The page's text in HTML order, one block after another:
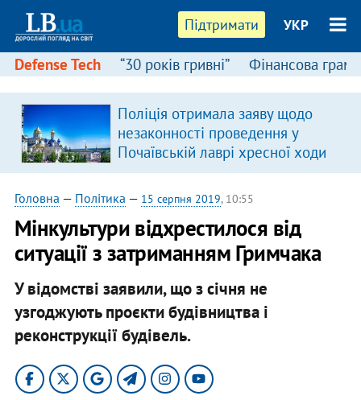
Підтримати УКР
Defense Tech “30 років гривні” Фінансова
Поліція отримала заяву щодо
незаконності проведення у
Почаївській лаврі хресної ходи
Головна — Політика — 15 серпня 2019, 10:55
Мінкультури відхрестилося від
ситуації з затриманням Гримчака
У відомстві заявили, що з січня не
узгоджують проєкти будівництва і
реконструкції будівель.